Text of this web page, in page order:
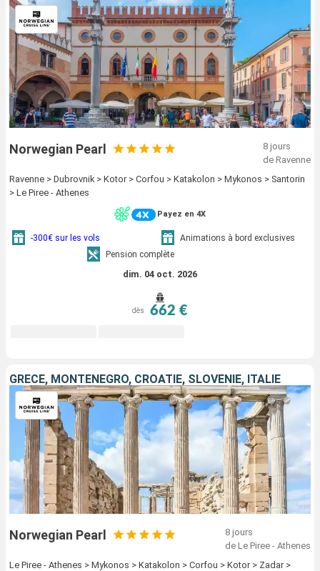
Norwegian Pearl
8 jours
de Ravenne
Ravenne > Dubrovnik > Kotor > Corfou > Katakolon > Mykonos > Santorin
> Le Piree - Athenes
Payez en 4X
-300€ sur les vols
Animations à bord exclusives
Pension complète
dim. 04 oct. 2026
dès 662 €
GRÈCE, MONTÉNÉGRO, CROATIE, SLOVÉNIE, ITALIE
Norwegian Pearl
8 jours
de Le Piree - Athenes
Le Piree - Athenes > Mykonos > Katakolon > Corfou > Kotor > Zadar >